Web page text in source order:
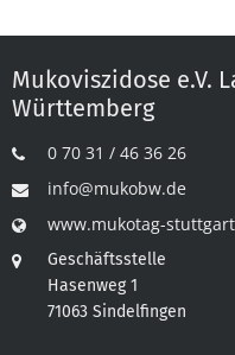
Mukoviszidose e.V.
Württemberg
0 70 31 / 46 36 26
info@mukobw.de
www.mukotag-
Geschäftsstelle
Hasenweg 1
71063 Sindelfingen